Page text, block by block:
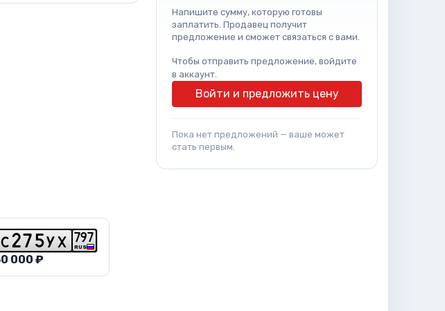
Напишите сумму, которую готовы
заплатить. Продавец получит
предложение и сможет связаться с вами.
Чтобы отправить предложение, войдите
в аккаунт.
Войти и предложить цену
Пока нет предложений — ваше может
стать первым.
c 2 7 5 y x RUS
79 7
000 ₽